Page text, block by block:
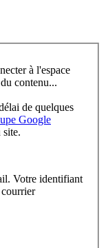
à l'espace
contenu...
de quelques
Google
site.
Votre identifiant